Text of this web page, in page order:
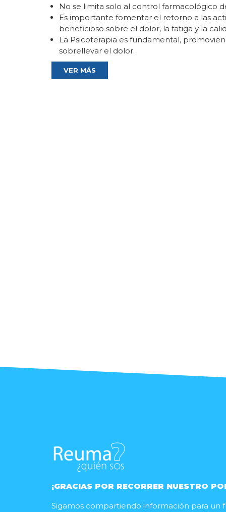
No se limita solo al control farmacológico
Es importante fomentar el retorno a las
beneficioso sobre el dolor, la fatiga y la
La Psicoterapia es fundamental,
sobrellevar el dolor.
VER MÁS
¡GRACIAS POR RECORRER NUESTRO
Sigamos compartiendo información para un